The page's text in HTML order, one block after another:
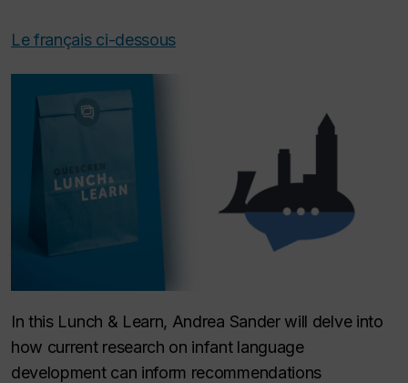
Le français ci-dessous
In this Lunch & Learn, Andrea Sander will delve into
how current research on infant language
development can inform recommendations